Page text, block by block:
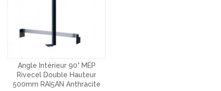
Angle Intérieur 90° MEP
Rivecel Double Hauteur
500mm RAI5AN Anthracite